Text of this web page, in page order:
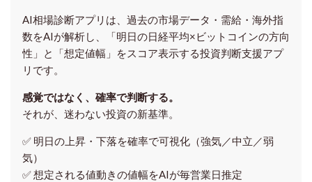
AI相場診断アプリは、過去の市場データ・需給・海外指
数をAIが解析し、「明日の日経平均×ビットコインの方向
性」と「想定値幅」をスコア表示する投資判断支援アプ
リです。
感覚ではなく、確率で判断する。
それが、迷わない投資の新基準。
✅ 明日の上昇・下落を確率で可視化（強気／中立／弱
気）
✅ 想定される値動きの値幅をAIが毎営業日推定